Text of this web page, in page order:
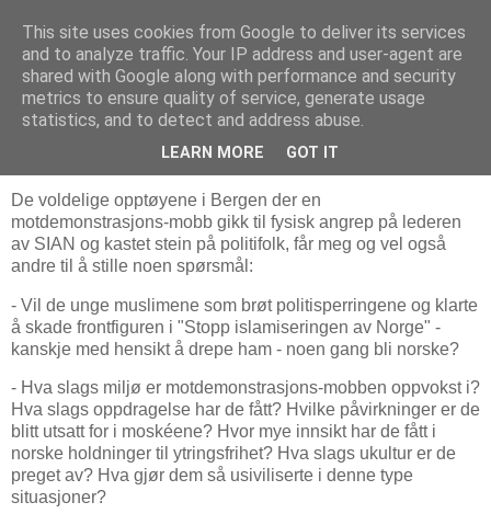
Bjørn Hoelseths blogg
onsdag 26. august 2020
Blir de noen gang norske?
De voldelige opptøyene i Bergen der en
motdemonstrasjons-mobb gikk til fysisk angrep på lederen
av SIAN og kastet stein på politifolk, får meg og vel også
andre til å stille noen spørsmål:
- Vil de unge muslimene som brøt politisperringene og klarte
å skade frontfiguren i "Stopp islamiseringen av Norge" -
kanskje med hensikt å drepe ham - noen gang bli norske?
- Hva slags miljø er motdemonstrasjons-mobben oppvokst i?
Hva slags oppdragelse har de fått? Hvilke påvirkninger er de
blitt utsatt for i moskéene? Hvor mye innsikt har de fått i
norske holdninger til ytringsfrihet? Hva slags ukultur er de
preget av? Hva gjør dem så usiviliserte i denne type
situasjoner?
This site uses cookies from Google to deliver its services
and to analyze traffic. Your IP address and user-agent are
shared with Google along with performance and security
metrics to ensure quality of service, generate usage
statistics, and to detect and address abuse.
LEARN MORE GOT IT